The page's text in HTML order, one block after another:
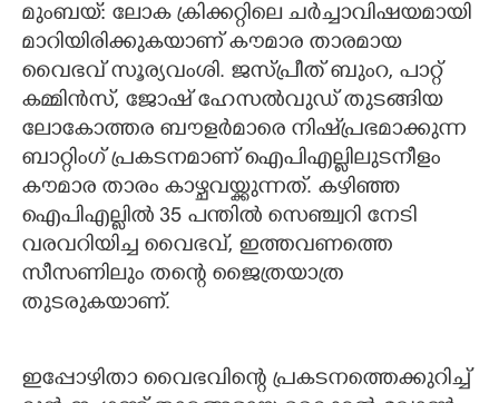
LITERATURE
CONTACT US
മുംബയ്: ലോക ക്രിക്കറ്റിലെ ചർച്ചാവിഷയമായി
മാറിയിരിക്കുകയാണ് കൗമാര താരമായ
വൈഭവ് സൂര്യവംശി. ജസ്പ്രീത് ബുംറ, പാറ്റ്
കമ്മിൻസ്, ജോഷ് ഹേസൽവുഡ് തുടങ്ങിയ
ലോകോത്തര ബൗളർമാരെ നിഷ്‌പ്ര‌‌ഭമാക്കുന്ന
ബാറ്റിംഗ് പ്രകടനമാണ് ഐപിഎല്ലിലുടനീളം
കൗമാര താരം കാഴ്ചവയ്ക്കുന്നത്. കഴിഞ്ഞ
ഐപിഎല്ലിൽ 35 പന്തിൽ സെഞ്ച്വറി നേടി
വരവറിയിച്ച വൈഭവ്,​ ഇത്തവണത്തെ
സീസണിലും തന്റെ ജൈത്രയാത്ര
തുടരുകയാണ്.
ഇപ്പോഴിതാ വൈഭവിന്റെ പ്രകടനത്തെക്കുറിച്ച്